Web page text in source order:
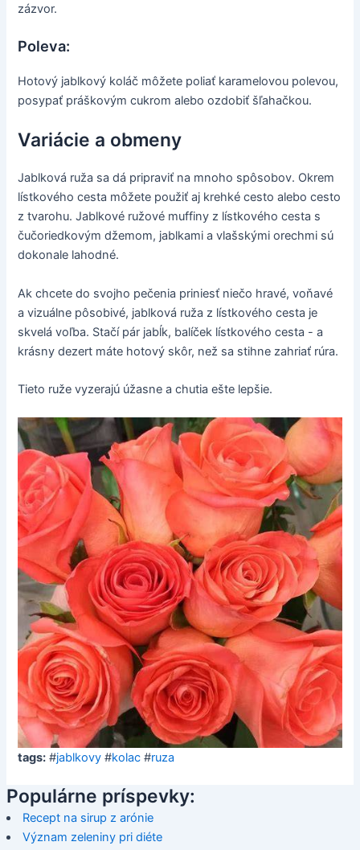
zázvor.
Poleva:
Hotový jablkový koláč môžete poliať karamelovou polevou,
posypať práškovým cukrom alebo ozdobiť šľahačkou.
Variácie a obmeny
Jablková ruža sa dá pripraviť na mnoho spôsobov. Okrem
lístkového cesta môžete použiť aj krehké cesto alebo cesto
z tvarohu. Jablkové ružové muffiny z lístkového cesta s
čučoriedkovým džemom, jablkami a vlašskými orechmi sú
dokonale lahodné.
Ak chcete do svojho pečenia priniesť niečo hravé, voňavé
a vizuálne pôsobivé, jablková ruža z lístkového cesta je
skvelá voľba. Stačí pár jabĺk, balíček lístkového cesta - a
krásny dezert máte hotový skôr, než sa stihne zahriať rúra.
Tieto ruže vyzerajú úžasne a chutia ešte lepšie.
tags: #jablkovy #kolac #ruza
Populárne príspevky:
Recept na sirup z arónie
Význam zeleniny pri diéte